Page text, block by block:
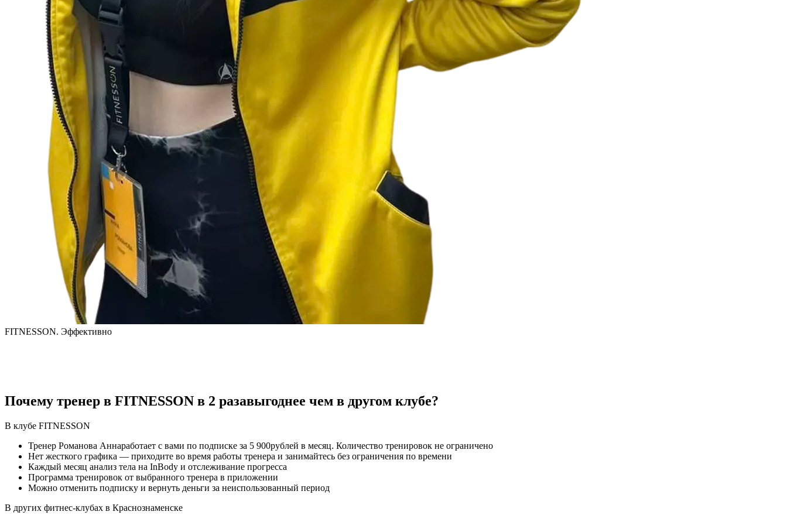
FITNESSON. Эффективно
Почему тренер в FITNESSON в 2 разавыгоднее чем в другом клубе?
В клубе FITNESSON
Тренер Романова Аннаработает с вами по подписке за 5 900рублей в месяц. Количество тренировок не ограничено
Нет жесткого графика — приходите во время работы тренера и занимайтесь без ограничения по времени
Каждый месяц анализ тела на InBody и отслеживание прогресса
Программа тренировок от выбранного тренера в приложении
Можно отменить подписку и вернуть деньги за неиспользованный период
В других фитнес-клубах в Краснознаменске